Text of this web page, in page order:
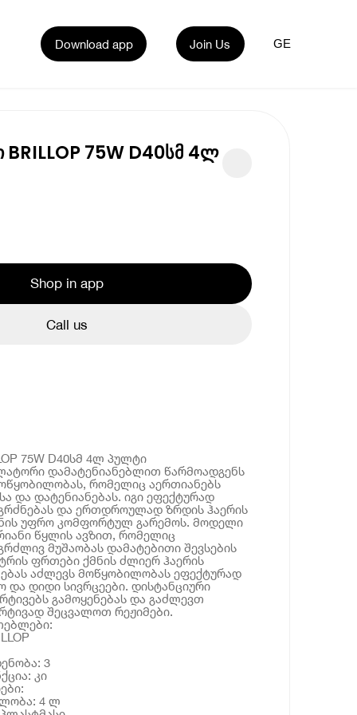
Download app Join Us GE
75W D40სმ 4ლ
Shop in app
Call us
75W D40სმ 4ლ პულტი
დამატენიანებლით წარმოადგენს
რომელიც აერთიანებს
და დატენიანებას. იგი ეფექტურად
და ერთდროულად ზრდის ჰაერის
უფრო კომფორტულ გარემოს. მოდელი
წყლის ავზით, რომელიც
მუშაობას დამატებითი შევსების
ფრთები ქმნის ძლიერ ჰაერის
აძლევს მოწყობილობას ეფექტურად
და დიდი სივრცეები. დისტანციური
გამოყენებას და გაძლევთ
შეცვალოთ რეჟიმები.
3
კი
4 ლ